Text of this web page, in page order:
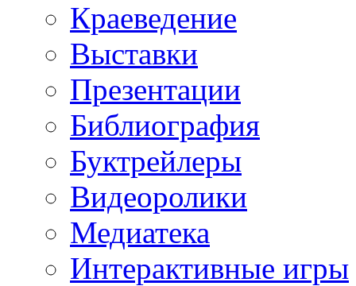
Краеведение
Выставки
Презентации
Библиография
Буктрейлеры
Видеоролики
Медиатека
Интерактивные игры